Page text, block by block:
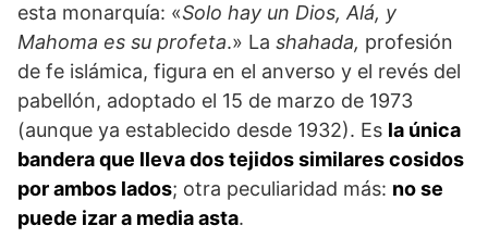
esta monarquía: «Solo hay un Dios, Alá, y
Mahoma es su profeta.» La shahada, profesión
de fe islámica, figura en el anverso y el revés del
pabellón, adoptado el 15 de marzo de 1973
(aunque ya establecido desde 1932). Es la única
bandera que lleva dos tejidos similares cosidos
por ambos lados; otra peculiaridad más: no se
puede izar a media asta.